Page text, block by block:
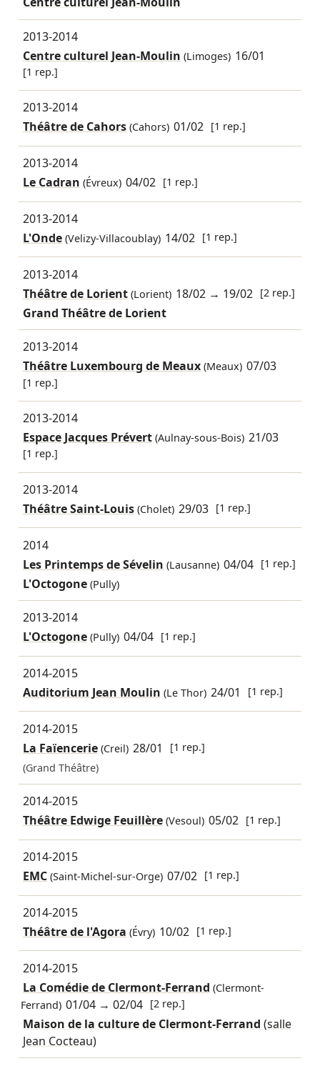
2013-2014
Centre culturel Jean-Moulin (Limoges) 16/01
[1 rep.]
2013-2014
Théâtre de Cahors(Cahors) 01/02 [1 rep.]
2013-2014
Le Cadran (Évreux) 04/02 [1 rep.]
2013-2014
L'Onde(Velizy-Villacoublay) 14/02 [1 rep.]
2013-2014
Théâtre de Lorient(Lorient) 18/02 → 19/02 [2 rep.]
Grand Théâtre de Lorient
2013-2014
Théâtre Luxembourg de Meaux(Meaux) 07/03
[1 rep.]
2013-2014
Espace Jacques Prévert(Aulnay-sous-Bois) 21/03
[1 rep.]
2013-2014
Théâtre Saint-Louis(Cholet) 29/03 [1 rep.]
2014
Les Printemps de Sévelin (Lausanne) 04/04 [1 rep.]
L'Octogone (Pully)
2013-2014
L'Octogone(Pully) 04/04 [1 rep.]
2014-2015
Auditorium Jean Moulin (Le Thor) 24/01 [1 rep.]
2014-2015
La Faïencerie(Creil) 28/01
[1 rep.]
(Grand Théâtre)
2014-2015
Théâtre Edwige Feuillère(Vesoul) 05/02 [1 rep.]
2014-2015
EMC(Saint-Michel-sur-Orge) 07/02 [1 rep.]
2014-2015
Théâtre de l'Agora (Évry) 10/02 [1 rep.]
2014-2015
La Comédie de Clermont-Ferrand (Clermont-
Ferrand) 01/04 →02/04 [2 rep.]
Maison de la culture de Clermont-Ferrand (salle
Jean Cocteau)